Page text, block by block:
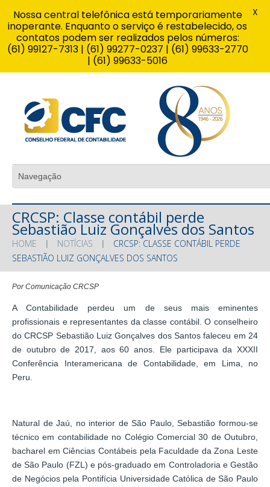
CRCSP: Classe contábil perde
Sebastião Luiz Gonçalves dos Santos
HOME NOTÍCIAS
CRCSP: CLASSE CONTÁBIL PERDE
SEBASTIÃO LUIZ GONÇALVES DOS SANTOS
Por Comunicação CRCSP
A Contabilidade perdeu um de seus mais eminentes
profissionais e representantes da classe contábil. O conselheiro
do CRCSP Sebastião Luiz Gonçalves dos Santos faleceu em 24
de outubro de 2017, aos 60 anos. Ele participava da XXXII
Conferência Interamericana de Contabilidade, em Lima, no
Peru.
Natural de Jaú, no interior de São Paulo, Sebastião formou-se
técnico em contabilidade no Colégio Comercial 30 de Outubro,
bacharel em Ciências Contábeis pela Faculdade da Zona Leste
de São Paulo (FZL) e pós-graduado em Controladoria e Gestão
de Negócios pela Pontifícia Universidade Católica de São Paulo
Nossa central telefônica está temporariamente
inoperante. Enquanto o serviço é restabelecido, os
contatos podem ser realizados pelos números:
(61) 99127-7313 | (61) 99277-0237 | (61) 99633-2770
| (61) 99633-5016
X